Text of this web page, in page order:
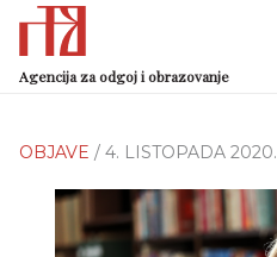
Agencija za odgoj i obrazovanje
OBJAVE / 4. LISTOPADA 2020.